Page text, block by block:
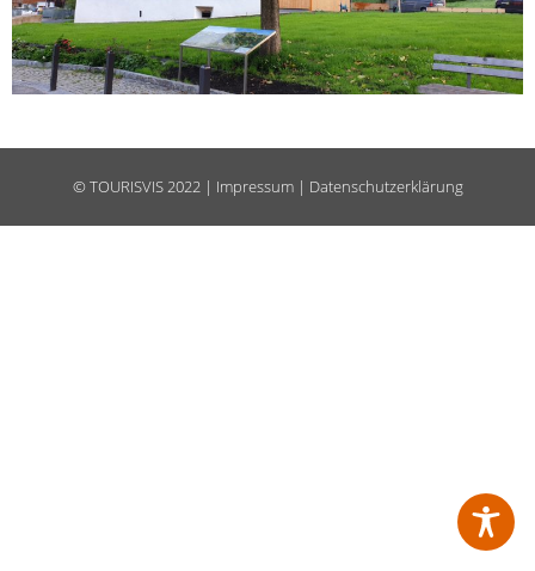
©TOURISVIS2022 | Impressum| Datenschutzerklärung